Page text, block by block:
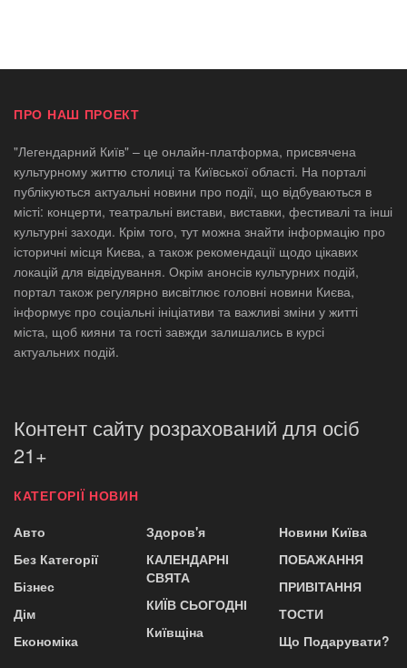
ПРО НАШ ПРОЕКТ
"Легендарний Київ" – це онлайн-платформа, присвячена
культурному життю столиці та Київської області. На порталі
публікуються актуальні новини про події, що відбуваються в
місті: концерти, театральні вистави, виставки, фестивалі та інші
культурні заходи. Крім того, тут можна знайти інформацію про
історичні місця Києва, а також рекомендації щодо цікавих
локацій для відвідування. Окрім анонсів культурних подій,
портал також регулярно висвітлює головні новини Києва,
інформує про соціальні ініціативи та важливі зміни у житті
міста, щоб кияни та гості завжди залишались в курсі
актуальних подій.
Контент сайту розрахований для осіб
21+
КАТЕГОРІЇ НОВИН
Авто
Без Категорії
Бізнес
Дім
Економіка
Здоров'я
КАЛЕНДАРНІ
СВЯТА
КИЇВ СЬОГОДНІ
Київщіна
Новини Київа
ПОБАЖАННЯ
ПРИВІТАННЯ
ТОСТИ
Що Подарувати?